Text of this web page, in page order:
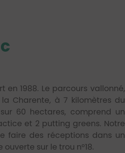
1988. Le parcours vallonné,
Charente, à 7 kilomètres du
60 hectares, comprend un
et 2 putting greens. Notre
faire des réceptions dans un
sur le trou n°18.